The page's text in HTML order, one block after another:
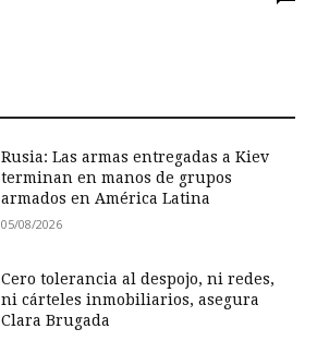
Rusia: Las armas entregadas a Kiev
terminan en manos de grupos
armados en América Latina
05/08/2026
Cero tolerancia al despojo, ni redes,
ni cárteles inmobiliarios, asegura
Clara Brugada